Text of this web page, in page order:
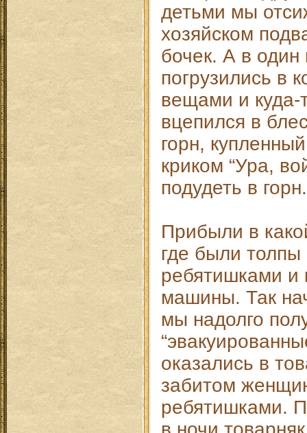
детьми мы
хозяйском
бочек. А в один
погрузились в
вещами и куда-
вцепился в
горн,
криком “Ура,
подудеть в горн.
Прибыли в
где были
ребятишками и
машины. Так
мы надолго
оказались в
забитом
ребятишками.